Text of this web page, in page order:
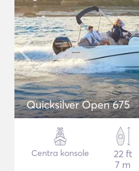
Quicksilver Open 675
Centra konsole
22 ft
7 m